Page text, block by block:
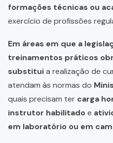
formações técnicas ou
exercício de profissões
Em áreas em que a
treinamentos práticos
substituia realização de
atendam às normas do
quais precisam ter carga
instrutor habilitadoe
em laboratório ou em